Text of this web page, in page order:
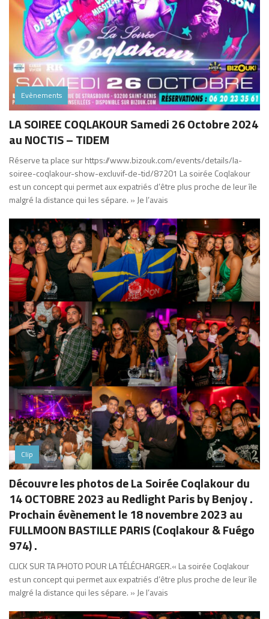
Evènements
LA SOIREE COQLAKOUR Samedi 26 Octobre 2024
au NOCTIS – TIDEM
Réserve ta place sur https://www.bizouk.com/events/details/la-
soiree-coqlakour-show-excluvif-de-tid/87201 La soirée Coqlakour
est un concept qui permet aux expatriés d’être plus proche de leur île
malgré la distance qui les sépare. » Je l’avais
Clip
Découvre les photos de La Soirée Coqlakour du
14 OCTOBRE 2023 au Redlight Paris by Benjoy .
Prochain évènement le 18 novembre 2023 au
FULLMOON BASTILLE PARIS (Coqlakour & Fuégo
974) .
CLICK SUR TA PHOTO POUR LA TÉLÉCHARGER.« La soirée Coqlakour
est un concept qui permet aux expatriés d’être plus proche de leur île
malgré la distance qui les sépare. » Je l’avais